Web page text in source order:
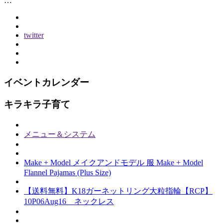
twitter
イベントカレンダー
キラキラ子育て
メニュー＆システム
Make + Model メイクアンドモデル 服 Make + Model
Flannel Pajamas (Plus Size)
【送料無料】K18ガーネットリング大粒指輪【RCP】
10P06Aug16 ネックレス